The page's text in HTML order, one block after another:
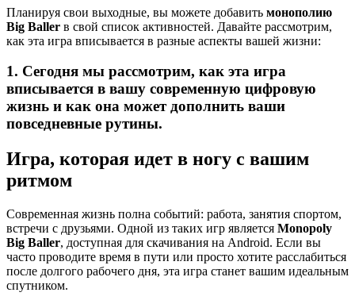
Планируя свои выходные, вы можете добавить монополию
Big Baller в свой список активностей. Давайте рассмотрим,
как эта игра вписывается в разные аспекты вашей жизни:
1. Сегодня мы рассмотрим, как эта игра
вписывается в вашу современную цифровую
жизнь и как она может дополнить ваши
повседневные рутины.
Игра, которая идет в ногу с вашим
ритмом
Современная жизнь полна событий: работа, занятия спортом,
встречи с друзьями. Одной из таких игр является Monopoly
Big Baller, доступная для скачивания на Android. Если вы
часто проводите время в пути или просто хотите расслабиться
после долгого рабочего дня, эта игра станет вашим идеальным
спутником.